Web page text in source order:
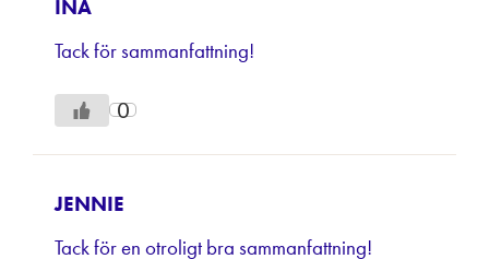
INA
Tack för sammanfattning!
0
JENNIE
Tack för en otroligt bra sammanfattning!